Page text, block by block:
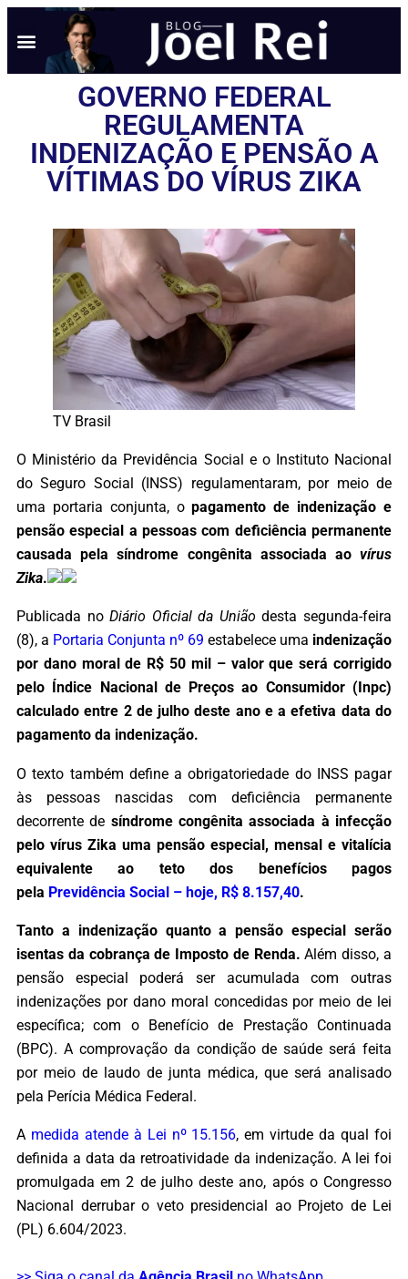
GOVERNO FEDERAL
REGULAMENTA
INDENIZAÇÃO E PENSÃO A
VÍTIMAS DO VÍRUS ZIKA
TV Brasil
O Ministério da Previdência Social e o Instituto Nacional
do Seguro Social (INSS) regulamentaram, por meio de
uma portaria conjunta, opagamento de indenização e
pensão especial a pessoas com deficiência permanente
causada pela síndrome congênita associada ao vírus
Zika.
Publicada noDiário Oficial da Uniãodesta segunda-feira
(8), a Portaria Conjunta nº 69 estabelece uma indenização
por dano moral de R$ 50 mil – valor que será corrigido
pelo Índice Nacional de Preços ao Consumidor (Inpc)
calculado entre 2 de julho deste ano e a efetiva data do
pagamento da indenização.
O texto também define a obrigatoriedade do INSS pagar
às pessoas nascidas com deficiência permanente
decorrente de síndrome congênita associada à infecção
pelo vírus Zika uma pensão especial, mensal e vitalícia
equivalente ao teto dos benefícios pagos
pela Previdência Social – hoje, R$ 8.157,40.
Tanto a indenização quanto a pensão especial serão
isentas da cobrança de Imposto de Renda. Além disso, a
pensão especial poderá ser acumulada com outras
indenizações por dano moral concedidas por meio de lei
específica; com o Benefício de Prestação Continuada
(BPC). A comprovação da condição de saúde será feita
por meio de laudo de junta médica, que será analisado
pela Perícia Médica Federal.
A medida atende à Lei nº 15.156, em virtude da qual foi
definida a data da retroatividade da indenização. A lei foi
promulgada em 2 de julho deste ano, após o Congresso
Nacional derrubar o veto presidencial ao Projeto de Lei
(PL) 6.604/2023.